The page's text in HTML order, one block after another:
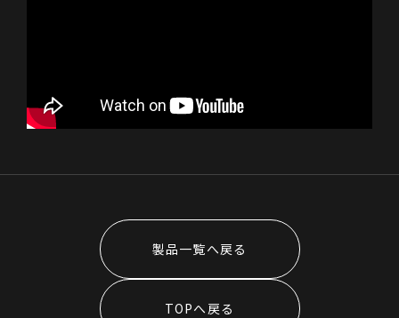
製品一覧へ戻る
TOPへ戻る